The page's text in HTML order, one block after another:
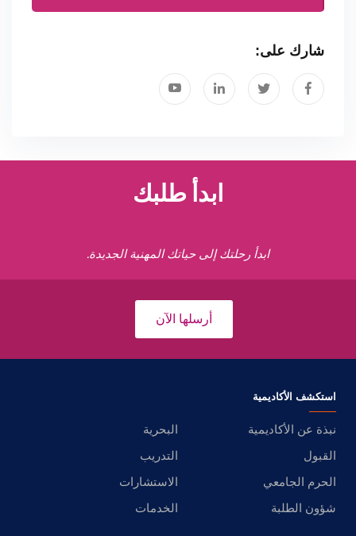
شارك على:
ابدأ طلبك
ابدأ رحلتك إلى حياتك المهنية الجديدة.
أرسلها الآن
استكشف الأكاديمية
نبذة عن الأكاديمية
البحرية
القبول
التدريب
الحرم الجامعي
الاستشارات
شؤون الطلبة
الخدمات